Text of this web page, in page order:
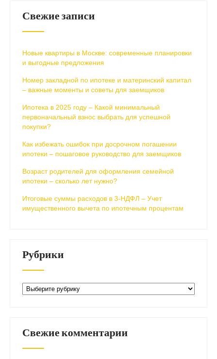
Свежие записи
Новые квартиры в Москве: современные планировки
и выгодные предложения
Номер закладной по ипотеке и материнский капитал
– важные моменты и советы для заемщиков
Ипотека в 2025 году – Какой минимальный
первоначальный взнос выбрать для успешной
покупки?
Как избежать ошибок при досрочном погашении
ипотеки – пошаговое руководство для заемщиков
Возраст родителей для оформления семейной
ипотеки – сколько лет нужно?
Итоговые суммы расходов в 3-НДФЛ – Учет
имущественного вычета по ипотечным процентам
Рубрики
Рубрики
Свежие комментарии